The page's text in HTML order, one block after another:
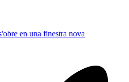
en una finestra nova